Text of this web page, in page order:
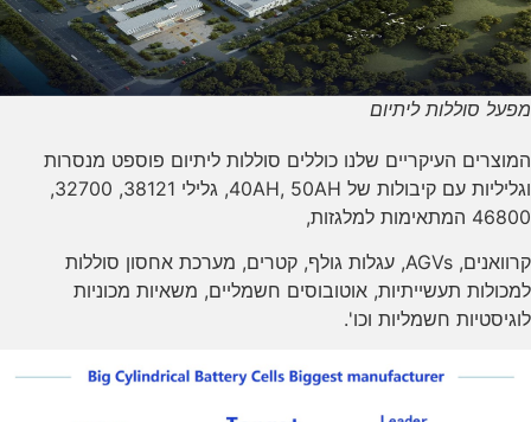
מפעל סוללות ליתיום
המוצרים העיקריים שלנו כוללים סוללות ליתיום פוספט מנסרות
וגליליות עם קיבולות של 40AH, 50AH, גלילי 38121, 32700,
46800 המתאימות למלגזות,
קרוואנים, AGVs, עגלות גולף, קטרים, מערכת אחסון סוללות
למכולות תעשייתיות, אוטובוסים חשמליים, משאיות מכוניות
לוגיסטיות חשמליות וכו'.